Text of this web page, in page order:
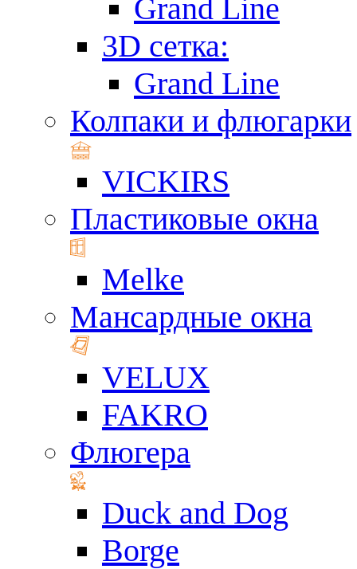
Grand Line
3D сетка:
Grand Line
Колпаки и флюгарки
VICKIRS
Пластиковые окна
Melke
Мансардные окна
VELUX
FAKRO
Флюгера
Duck and Dog
Borge